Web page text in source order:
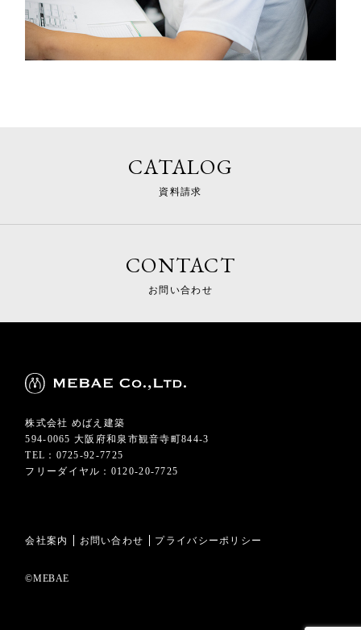
CATALOG
資料請求
CONTACT
お問い合わせ
株式会社 めばえ建築
594-0065 大阪府和泉市観音寺町844-3
TEL：0725-92-7725
フリーダイヤル：0120-20-7725
会社案内 お問い合わせ プライバシーポリシー
©MEBAE